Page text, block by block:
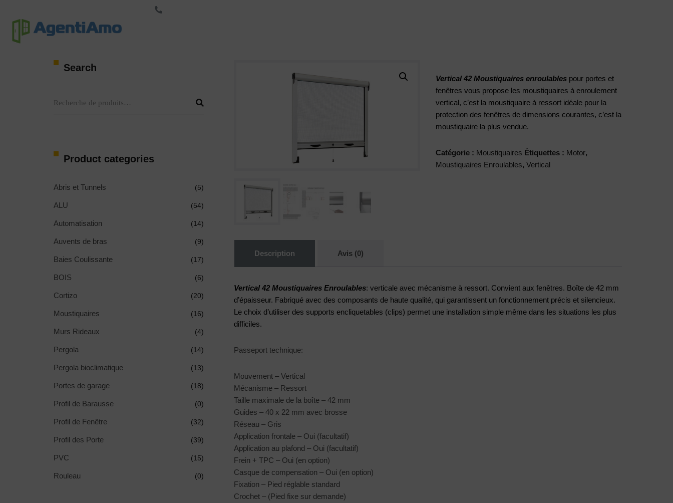
Search
Product categories
Abris et Tunnels (5)
ALU (54)
Automatisation (14)
Auvents de bras (9)
Baies Coulissante (17)
BOIS (6)
Cortizo (20)
Moustiquaires (16)
Murs Rideaux (4)
Pergola (14)
Pergola bioclimatique (13)
Portes de garage (18)
Profil de Barausse (0)
Profil de Fenêtre (32)
Profil des Porte (39)
PVC (15)
Rouleau (0)
Vertical 42 Moustiquaires enroulables​ pour portes et
fenêtres vous propose les moustiquaires à enroulement
vertical, c’est la moustiquaire à ressort idéale pour la
protection des fenêtres de dimensions courantes, c’est la
moustiquaire la plus vendue.
Catégorie : Moustiquaires Étiquettes : Motor,
Moustiquaires Enroulables, Vertical
Description Avis (0)
Vertical 42 Moustiquaires Enroulables: verticale avec mécanisme à ressort. Convient aux fenêtres. Boîte de 42 mm
d’épaisseur. Fabriqué avec des composants de haute qualité, qui garantissent un fonctionnement précis et silencieux.
Le choix d’utiliser des supports encliquetables (clips) permet une installation simple même dans les situations les plus
difficiles.
Passeport technique:
Mouvement – Vertical
Mécanisme – Ressort
Taille maximale de la boîte – 42 mm
Guides – 40 x 22 mm avec brosse
Réseau – Gris
Application frontale – Oui (facultatif)
Application au plafond – Oui (facultatif)
Frein + TPC – Oui (en option)
Casque de compensation – Oui (en option)
Fixation – Pied réglable standard
Crochet – (Pied fixe sur demande)